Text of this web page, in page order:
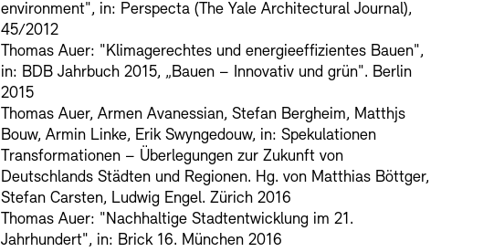
environment", in: Perspecta (The Yale Architectural Journal),
45/2012
Thomas Auer: "Klimagerechtes und energieeffizientes Bauen",
in: BDB Jahrbuch 2015, „Bauen – Innovativ und grün". Berlin
2015
Thomas Auer, Armen Avanessian, Stefan Bergheim, Matthjs
Bouw, Armin Linke, Erik Swyngedouw, in: Spekulationen
Transformationen – Überlegungen zur Zukunft von
Deutschlands Städten und Regionen. Hg. von Matthias Böttger,
Stefan Carsten, Ludwig Engel. Zürich 2016
Thomas Auer: "Nachhaltige Stadtentwicklung im 21.
Jahrhundert", in: Brick 16. München 2016